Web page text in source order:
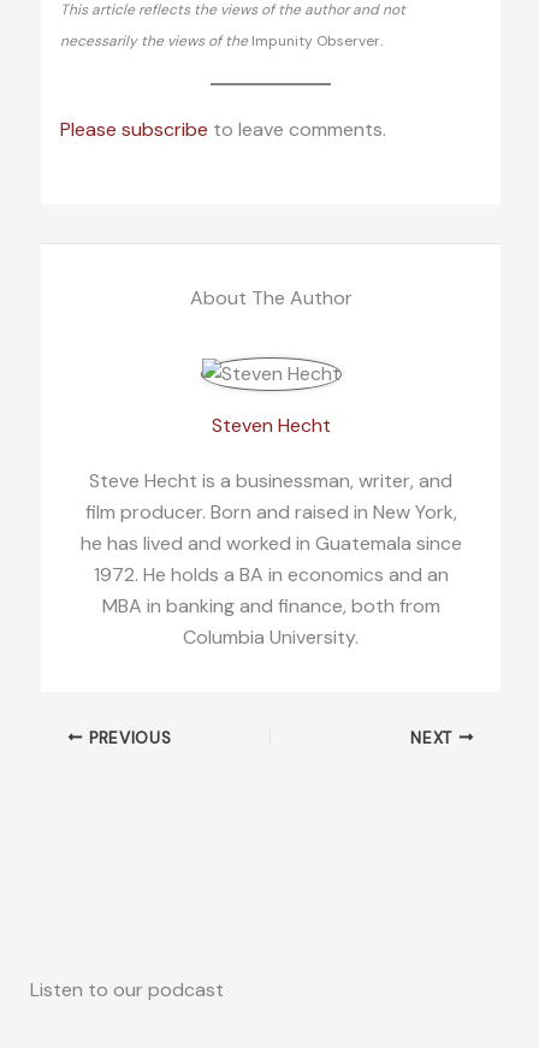
This article reflects the views of the author and not
necessarily the views of the Impunity Observer.
Please subscribe to leave comments.
About The Author
Steven Hecht
Steve Hecht is a businessman, writer, and
film producer. Born and raised in New York,
he has lived and worked in Guatemala since
1972. He holds a BA in economics and an
MBA in banking and finance, both from
Columbia University.
PREVIOUS NEXT
Listen to our podcast